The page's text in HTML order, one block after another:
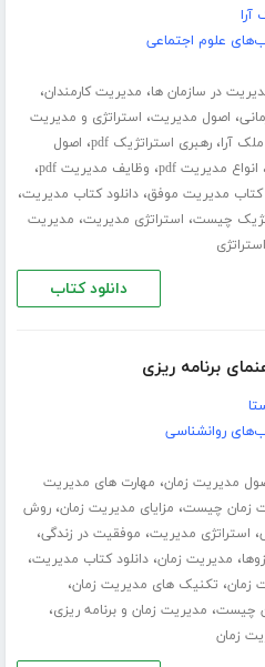
آرا
علوم اجتماعی
در سازمان ها، مدیریت کارمندان،
، اصول مدیریت، استراتژی و مدیریت
آرا،رهبری استراتژیک pdf ، اصول
، انواع مدیریت pdf ، وظایف مدیریت pdf ،
کتاب مدیریت موفق،دانلود کتاب مدیریت،
چیست، استراتژی مدیریت، مدیریت
استراتژی
دانلود کتاب
برنامه ریزی
روانشناسی
مدیریت زمان، مهارت های مدیریت
زمان چیست، مزایای مدیریت زمان،روش
، استراتژی مدیریت، موفقیت در زندگی،
، مدیریت زمان،دانلود کتاب مدیریت،
زمان، تکنیک های مدیریت زمان،
چیست، مدیریت زمان و برنامه ریزی،
زمان